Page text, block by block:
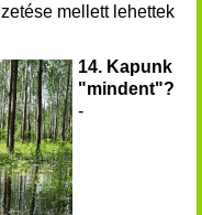
mellett lehettek
14. Kapunk
"mindent"?
-